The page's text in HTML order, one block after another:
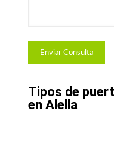
Tipos de
en Alella